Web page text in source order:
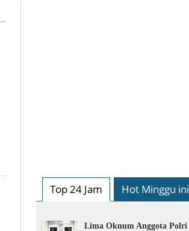
Top 24 Jam Hot Minggu ini
Lima Oknum Anggota Polri